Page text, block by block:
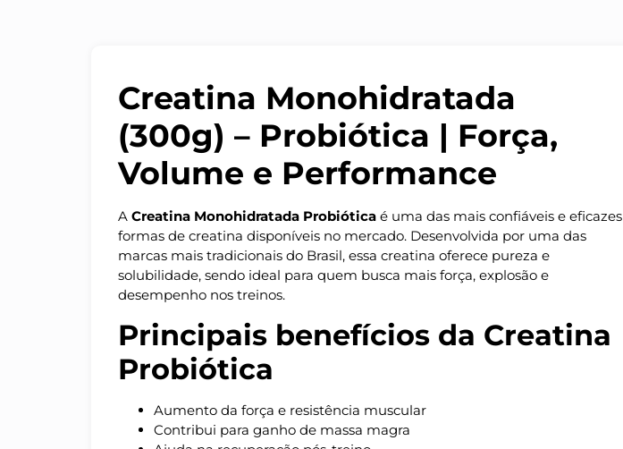
Creatina Monohidratada
(300g) – Probiótica | Força,
Volume e Performance
A Creatina Monohidratada Probiótica é uma das mais confiáveis e eficazes
formas de creatina disponíveis no mercado. Desenvolvida por uma das
marcas mais tradicionais do Brasil, essa creatina oferece pureza e
solubilidade, sendo ideal para quem busca mais força, explosão e
desempenho nos treinos.
Principais benefícios da Creatina
Probiótica
Aumento da força e resistência muscular
Contribui para ganho de massa magra